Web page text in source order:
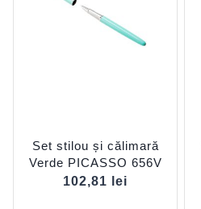
Set stilou și călimară
Verde PICASSO 656V
102,81
lei